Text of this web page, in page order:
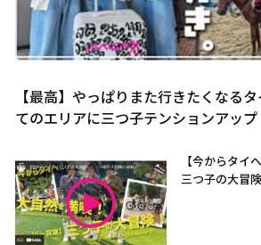
【最高】やっぱりまた行きたくなる
てのエリアに三つ子テンションアップ
【今からタイ
三つ子の大冒